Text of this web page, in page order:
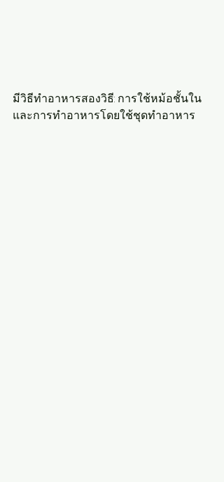
มีวิธีทำอาหารสองวิธี: การใช้หม้อชั้นใน
และการทำอาหารโดยใช้ชุดทำอาหาร